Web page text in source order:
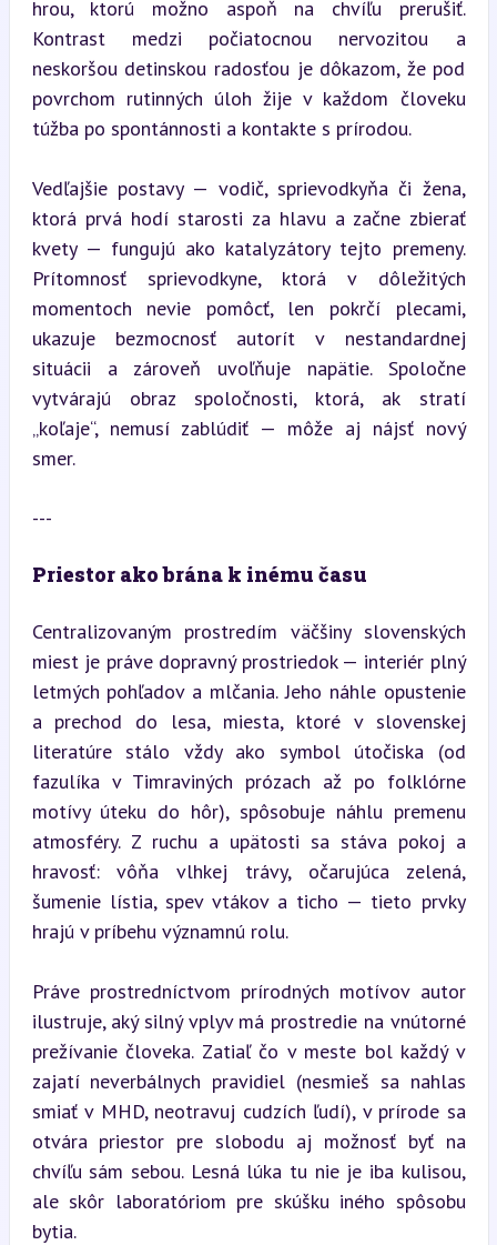
hrou, ktorú možno aspoň na chvíľu prerušiť.
Kontrast medzi počiatocnou nervozitou a
neskoršou detinskou radosťou je dôkazom, že pod
povrchom rutinných úloh žije v každom človeku
túžba po spontánnosti a kontakte s prírodou.
Vedľajšie postavy — vodič, sprievodkyňa či žena,
ktorá prvá hodí starosti za hlavu a začne zbierať
kvety — fungujú ako katalyzátory tejto premeny.
Prítomnosť sprievodkyne, ktorá v dôležitých
momentoch nevie pomôcť, len pokrčí plecami,
ukazuje bezmocnosť autorít v nestandardnej
situácii a zároveň uvoľňuje napätie. Spoločne
vytvárajú obraz spoločnosti, ktorá, ak stratí
„koľaje“, nemusí zablúdiť — môže aj nájsť nový
smer.
---
Priestor ako brána k inému času
Centralizovaným prostredím väčšiny slovenských
miest je práve dopravný prostriedok — interiér plný
letmých pohľadov a mlčania. Jeho náhle opustenie
a prechod do lesa, miesta, ktoré v slovenskej
literatúre stálo vždy ako symbol útočiska (od
fazulíka v Timraviných prózach až po folklórne
motívy úteku do hôr), spôsobuje náhlu premenu
atmosféry. Z ruchu a upätosti sa stáva pokoj a
hravosť: vôňa vlhkej trávy, očarujúca zelená,
šumenie lístia, spev vtákov a ticho — tieto prvky
hrajú v príbehu významnú rolu.
Práve prostredníctvom prírodných motívov autor
ilustruje, aký silný vplyv má prostredie na vnútorné
prežívanie človeka. Zatiaľ čo v meste bol každý v
zajatí neverbálnych pravidiel (nesmieš sa nahlas
smiať v MHD, neotravuj cudzích ľudí), v prírode sa
otvára priestor pre slobodu aj možnosť byť na
chvíľu sám sebou. Lesná lúka tu nie je iba kulisou,
ale skôr laboratóriom pre skúšku iného spôsobu
bytia.